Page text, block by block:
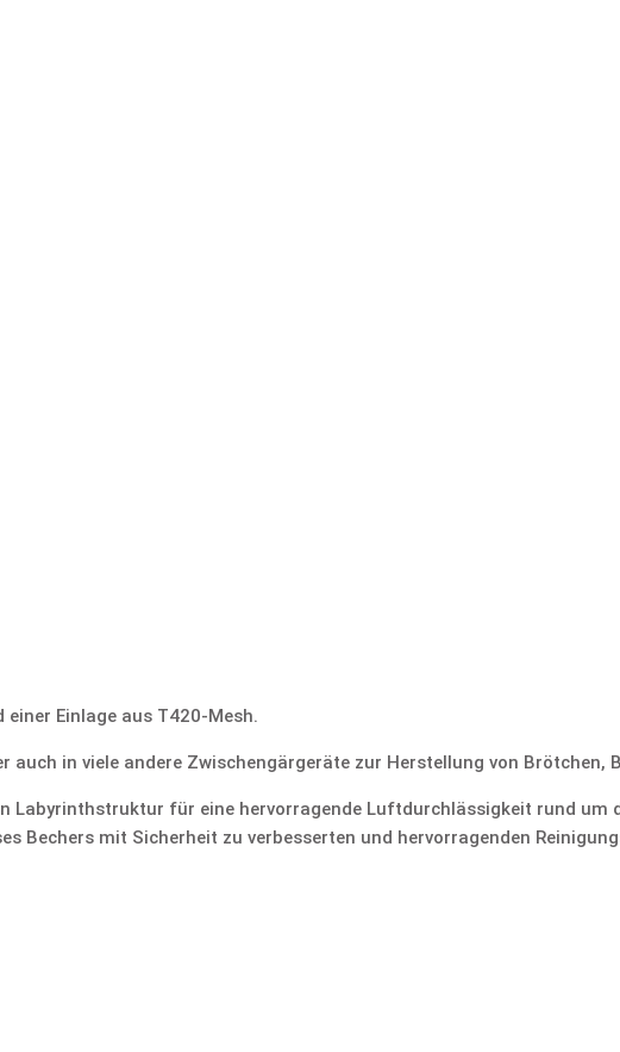
Einlage aus T420-Mesh.
auch in viele andere Zwischengärgeräte zur Herstellung von Brötchen,
Labyrinthstruktur für eine hervorragende Luftdurchlässigkeit rund um
Bechers mit Sicherheit zu verbesserten und hervorragenden